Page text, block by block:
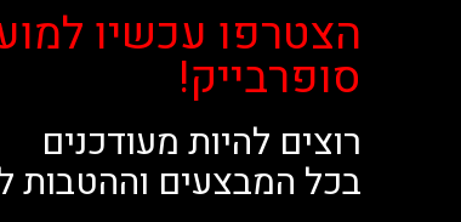
הצטרפו עכשיו
סופרבייק!
רוצים להיות מעודכנים
בכל המבצעים וההטבות